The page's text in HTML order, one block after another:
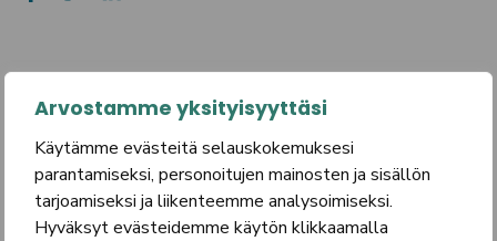
Arvostamme yksityisyyttäsi
Käytämme evästeitä selauskokemuksesi
parantamiseksi, personoitujen mainosten ja sisällön
tarjoamiseksi ja liikenteemme analysoimiseksi.
Hyväksyt evästeidemme käytön klikkaamalla
Lue lisää